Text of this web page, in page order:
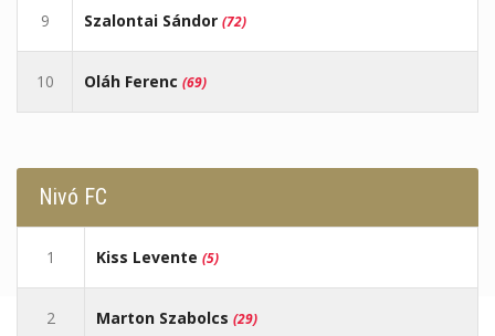
9 Szalontai Sándor (72)
10 Oláh Ferenc (69)
Nivó FC
1 Kiss Levente (5)
2 Marton Szabolcs (29)